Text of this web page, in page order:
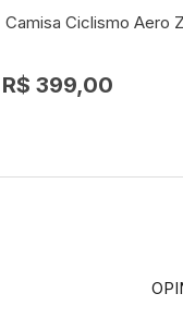
Camisa Ciclismo Aero
R$ 399,00